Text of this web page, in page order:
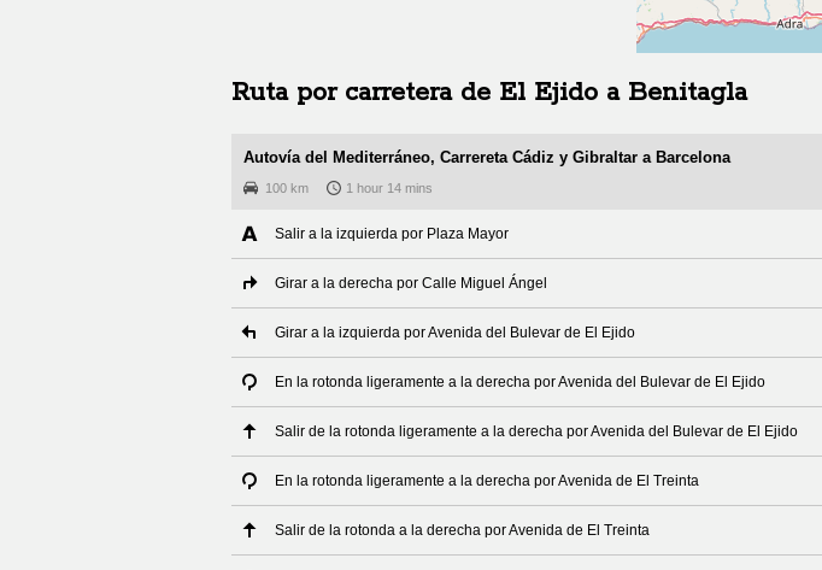
Ruta por carretera de El Ejido a Benitagla
Autovía del Mediterráneo, Carrereta Cádiz y Gibraltar a Barcelona
100 km 1 hour 14 mins
Salir a la izquierda por Plaza Mayor
Girar a la derecha por Calle Miguel Ángel
Girar a la izquierda por Avenida del Bulevar de El Ejido
En la rotonda ligeramente a la derecha por Avenida del Bulevar de El Ejido
Salir de la rotonda ligeramente a la derecha por Avenida del Bulevar de El Ejido
En la rotonda ligeramente a la derecha por Avenida de El Treinta
Salir de la rotonda a la derecha por Avenida de El Treinta